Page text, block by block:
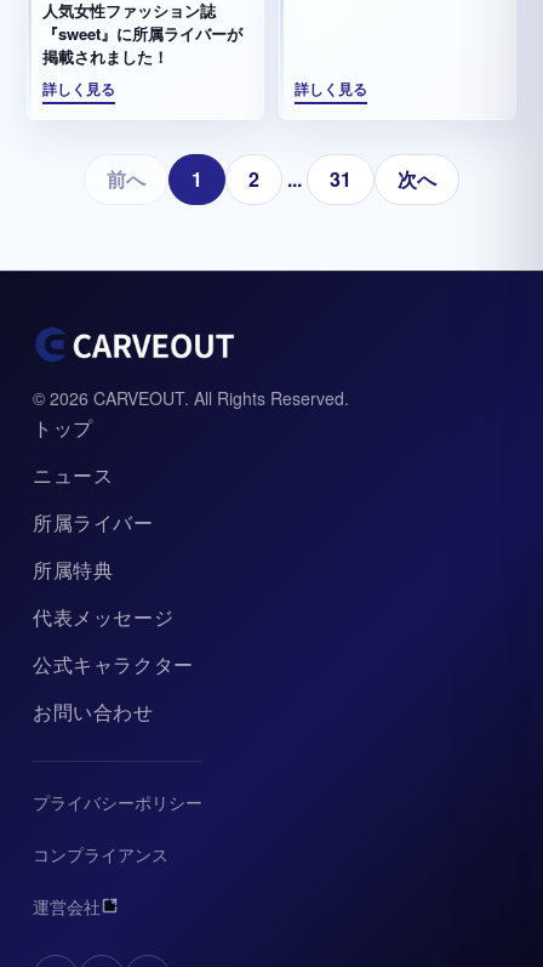
人気女性ファッション誌
『sweet』に所属ライバーが
掲載されました！
詳しく見る 詳しく見る
前へ 1 2 ... 31 次へ
© 2026 CARVEOUT. All Rights Reserved.
トップ
ニュース
所属ライバー
所属特典
代表メッセージ
公式キャラクター
お問い合わせ
プライバシーポリシー
コンプライアンス
運営会社